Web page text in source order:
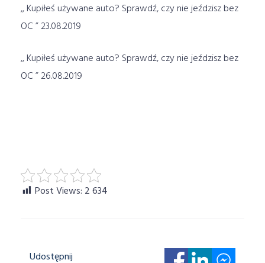
,, Kupiłeś używane auto? Sprawdź, czy nie jeździsz bez
OC ” 23.08.2019
,, Kupiłeś używane auto? Sprawdź, czy nie jeździsz bez
OC ” 26.08.2019
Post Views: 2 634
Udostępnij